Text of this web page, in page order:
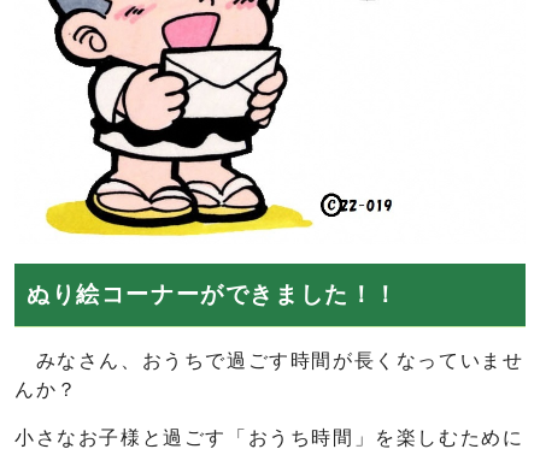
ぬり絵コーナーができました！！
みなさん、おうちで過ごす時間が長くなっていませ
んか？
小さなお子様と過ごす「おうち時間」を楽しむために